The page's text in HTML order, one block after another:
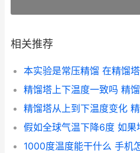
相关推荐
本实验是常压精馏 在精馏
精馏塔上下温度一致吗 精
精馏塔从上到下温度变化
1000度温度能干什么 手机